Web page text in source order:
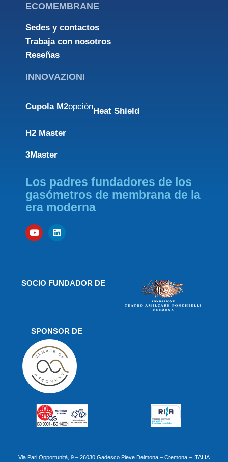
ECOMEMBRANE
Sedes y contactos
Trabaja con nosotros
Reseñas
INNOVAZIONI
Cupola M2opciónHeat Shield
H2 Master
3Master
Los padres fundadores de los
gasómetros de membrana de la
era moderna
SOCIO FUNDADOR DE
SPONSOR DE
Via Pari Opportunità, 9 – 26030 Gadesco Pieve Delmona – Cremona – ITALIA